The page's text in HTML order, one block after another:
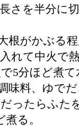
さを半分に
根がかぶる
れて中火で
5分ほど煮て
味料、ゆで
ったらふた
る。